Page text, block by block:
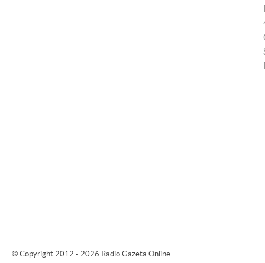
© Copyright 2012 - 2026 Rádio Gazeta Online